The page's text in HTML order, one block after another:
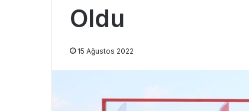
Oldu
15 Ağustos 2022